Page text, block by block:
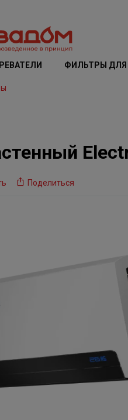
ФИЛЬТРЫ ДЛЯ
Поделиться